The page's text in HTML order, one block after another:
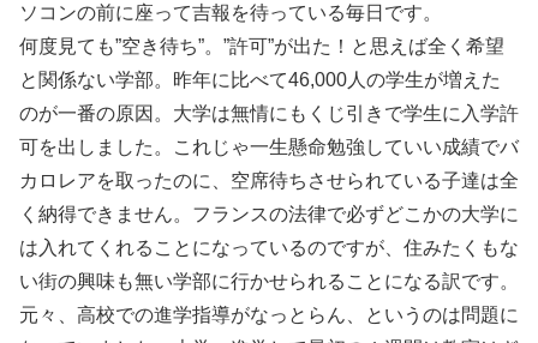
ソコンの前に座って吉報を待っている毎日です。
何度見ても”空き待ち”。”許可”が出た！と思えば全く希望
と関係ない学部。昨年に比べて46,000人の学生が増えた
のが一番の原因。大学は無情にもくじ引きで学生に入学許
可を出しました。これじゃ一生懸命勉強していい成績でバ
カロレアを取ったのに、空席待ちさせられている子達は全
く納得できません。フランスの法律で必ずどこかの大学に
は入れてくれることになっているのですが、住みたくもな
い街の興味も無い学部に行かせられることになる訳です。
元々、高校での進学指導がなっとらん、というのは問題に